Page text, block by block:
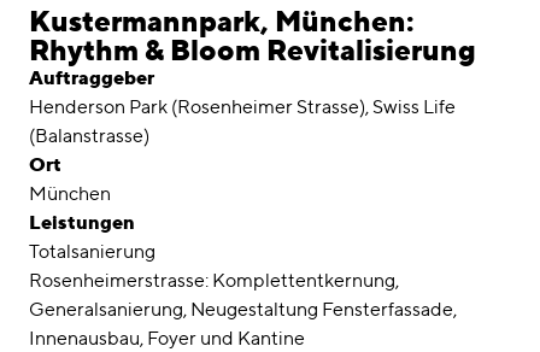
Chronologisch
Journal
Awards
Karriere
Standorte
linkedininstagram
Kustermannpark, München:
Rhythm & Bloom Revitalisierung
Auftraggeber
Henderson Park (Rosenheimer Strasse), Swiss Life
(Balanstrasse)
Ort
München
Leistungen
Totalsanierung
Rosenheimerstrasse: Komplettentkernung,
Generalsanierung, Neugestaltung Fensterfassade,
Innenausbau, Foyer und Kantine